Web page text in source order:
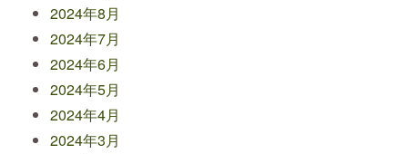
2024年8月
2024年7月
2024年6月
2024年5月
2024年4月
2024年3月